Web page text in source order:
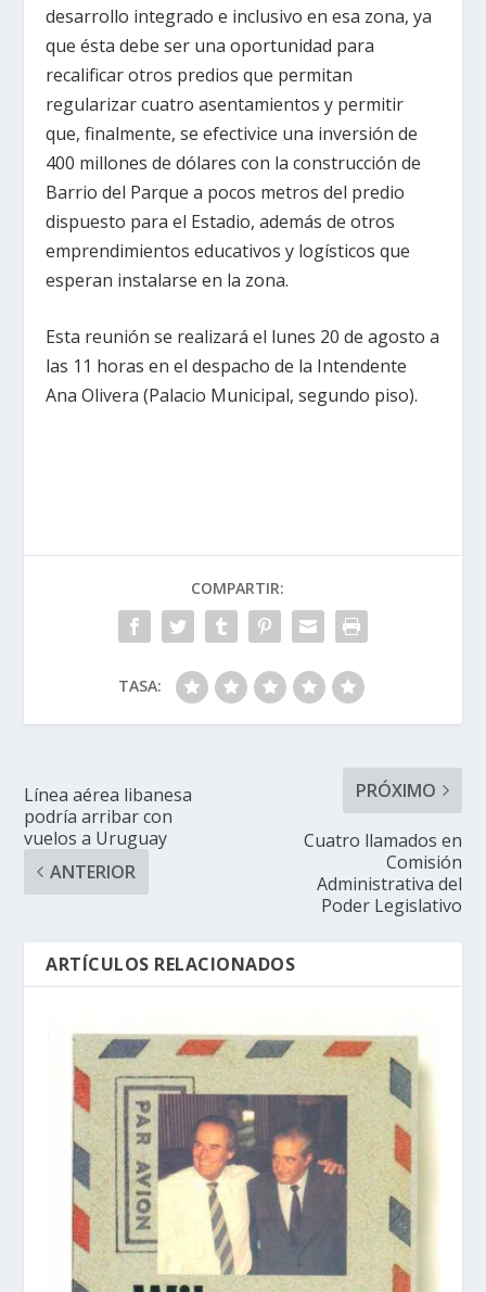
desarrollo integrado e inclusivo en esa zona, ya
que ésta debe ser una oportunidad para
recalificar otros predios que permitan
regularizar cuatro asentamientos y permitir
que, finalmente, se efectivice una inversión de
400 millones de dólares con la construcción de
Barrio del Parque a pocos metros del predio
dispuesto para el Estadio, además de otros
emprendimientos educativos y logísticos que
esperan instalarse en la zona.
Esta reunión se realizará el lunes 20 de agosto a
las 11 horas en el despacho de la Intendente
Ana Olivera (Palacio Municipal, segundo piso).
COMPARTIR:
TASA:
Línea aérea libanesa
podría arribar con
vuelos a Uruguay
ANTERIOR
PRÓXIMO
Cuatro llamados en
Comisión
Administrativa del
Poder Legislativo
ARTÍCULOS RELACIONADOS